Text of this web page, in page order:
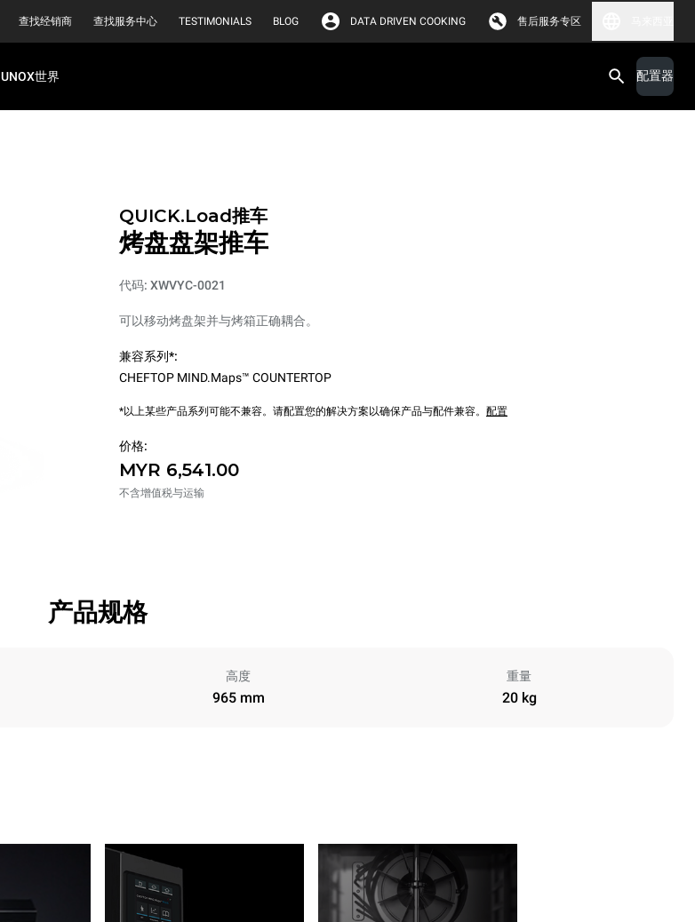
查找经销商 查找服务中心 TESTIMONIALS BLOG DATA DRIVEN COOKING 售后服务专区
UNOX世界 配置器
QUICK.Load推车
烤盘盘架推车
代码: XWVYC-0021
可以移动烤盘架并与烤箱正确耦合。
兼容系列*:
CHEFTOP MIND.Maps™ COUNTERTOP
*以上某些产品系列可能不兼容。请配置您的解决方案以确保产品与配件兼容。 配置
价格:
MYR 6,541.00
不含增值税与运输
产品规格
高度
965 mm
重量
20 kg